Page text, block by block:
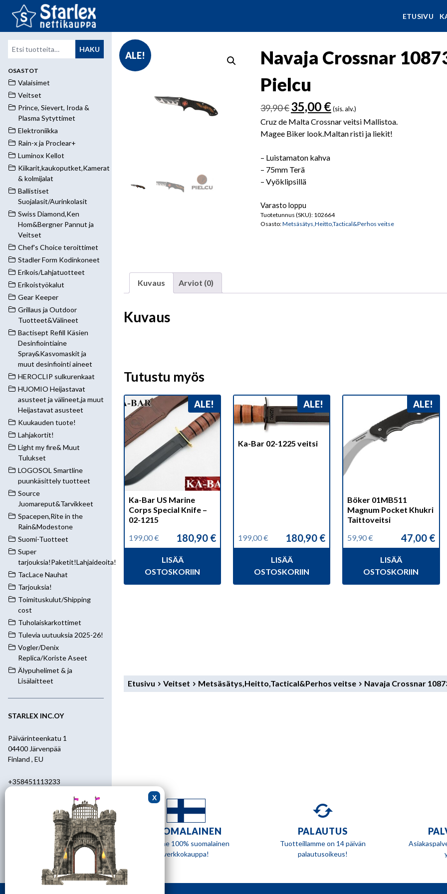
ETUSIVU
Etsi: HAKU
OSASTOT
Valaisimet
Veitset
Prince, Sievert, Iroda &
Plasma Sytyttimet
Elektroniikka
Rain-x ja Proclear+
Luminox Kellot
Kiikarit,kaukoputket,Kamerat
& kolmijalat
Ballistiset
Suojalasit/Aurinkolasit
Swiss Diamond,Ken
Hom&Bergner Pannut ja
Veitset
Chef's Choice teroittimet
Stadler Form Kodinkoneet
Erikois/Lahjatuotteet
Erikoistyökalut
Gear Keeper
Grillaus ja Outdoor
Tuotteet&Välineet
Bactisept Refill Käsien
Desinfiointiaine
Spray&Kasvomaskit ja
muut desinfiointi aineet
HEROCLIP sulkurenkaat
HUOMIO Heijastavat
asusteet ja välineet,ja muut
Heijastavat asusteet
Kuukauden tuote!
Lahjakortit!
Light my fire& Muut
Tulukset
LOGOSOL Smartline
puunkäsittely tuotteet
Source
Juomareput&Tarvikkeet
Spacepen,Rite in the
Rain&Modestone
Suomi-Tuotteet
Super
tarjouksia!Paketit!Lahjaideoita!
TacLace Nauhat
Tarjouksia!
Toimituskulut/Shipping
cost
Tuholaiskarkottimet
Tulevia uutuuksia 2025-26!
Vogler/Denix
Replica/Koriste Aseet
Älypuhelimet & ja
Lisälaitteet
STARLEX INC.OY
Päivärinteenkatu 1
04400 Järvenpää
Finland , EU
+358451113233
starlex@kolumbus.fi
Asiakaspalvelu
ark.klo 08.30-17.00
ALE!
Navaja Crossnar
Pielcu
39,90€ Alkuperäinen
hinta
oli:
39,90 €.
35,00 €Nykyinen
hinta
on:
35,00 €.
(sis. alv.)
Cruz de Malta Crossnar veitsi Mallistoa.
Magee Biker look.Maltan risti ja liekit!
– Luistamaton kahva
– 75mm Terä
– Vyöklipsillä
Varasto loppu
Tuotetunnus (SKU): 102664
Osasto:Metsäsätys,Heitto,Tactical&Perhos veitse
Kuvaus Arviot (0)
Kuvaus
Tutustu myös
ALE!
Ka-Bar US Marine
Corps Special Knife –
02-1215
199,00€
Alkuperäinen
199,00 €.
180,90 €
Nykyinen
180,90 €.
LISÄÄ
OSTOSKORIIN
ALE!
Ka-Bar 02-1225 veitsi
199,00€
Alkuperäinen
199,00 €.
180,90 €
Nykyinen
180,90 €.
LISÄÄ
OSTOSKORIIN
ALE!
Böker 01MB511
Magnum Pocket Khukri
Taittoveitsi
59,90€
Alkuperäinen
59,90 €.
47,00 €
Nykyinen
47,00 €.
LISÄÄ
OSTOSKORIIN
Etusivu Veitset Metsäsätys,Heitto,Tactical&Perhos veitse Navaja Crossnar
SUOMALAINEN
Olemme 100% suomalainen
verkkokauppa!
PALAUTUS
Tuotteillamme on 14 päivän
palautusoikeus!